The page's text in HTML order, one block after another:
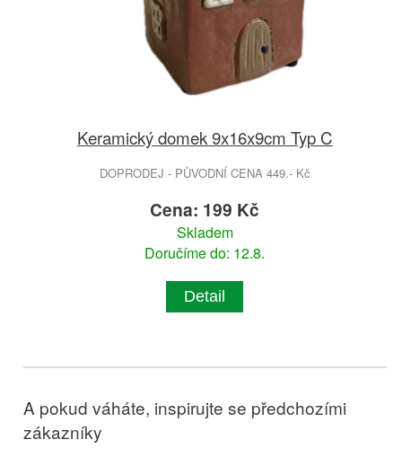
Keramický domek 9x16x9cm Typ C
DOPRODEJ - PŮVODNÍ CENA 449.- Kč
Cena: 199 Kč
Skladem
Doručíme do: 12.8.
Detail
A pokud váháte, inspirujte se předchozími
zákazníky